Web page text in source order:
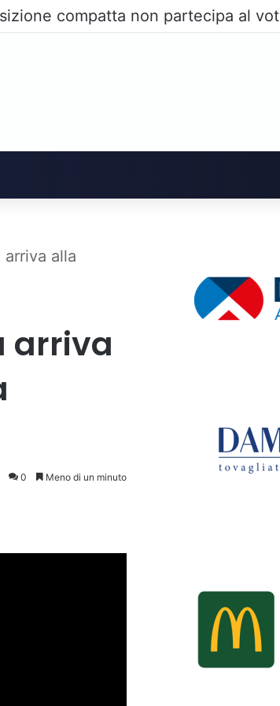
compatta non partecipa al voto
alla
arriva
0 Meno di un minuto